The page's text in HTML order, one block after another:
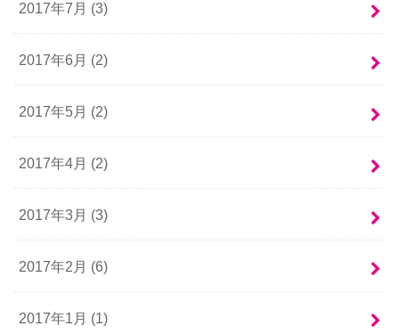
2017年7月 (3)
2017年6月 (2)
2017年5月 (2)
2017年4月 (2)
2017年3月 (3)
2017年2月 (6)
2017年1月 (1)